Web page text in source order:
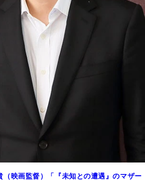
（映画監督）「『未知との遭遇』のマザー